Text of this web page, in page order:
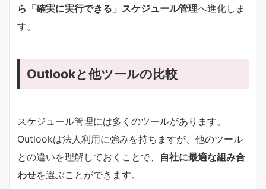
ら「確実に実行できる」スケジュール管理へ進化しま
す。
Outlookと他ツールの比較
スケジュール管理には多くのツールがあります。
Outlookは法人利用に強みを持ちますが、他のツール
との違いを理解しておくことで、 自社に最適な組み合
わせを選ぶことができます。